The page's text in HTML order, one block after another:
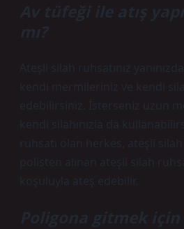
Av tüfeği ile atış
mı?
Ateşli silah ruhsatınız
kendi mermileriniz ve kendi
edebilirsiniz. İsterseniz uzun
kendi silahınızla da
ruhsatı olan herkes, ateşli
polisten alınan ateşli silah
koşuluyla ateş edebilir.
Poligona gitmek